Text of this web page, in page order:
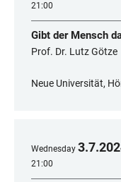
21:00
Gibt der Mensch
Prof. Dr. Lutz Götze
Neue Universität,
Wednesday 3.7.
21:00